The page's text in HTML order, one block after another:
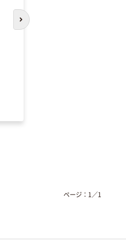
次のスライドへ
ページ： 1 ／1